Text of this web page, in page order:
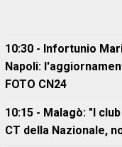
10:30 - Infortunio
Napoli:
FOTO CN24
10:15 - Malagò: "I
CT della Nazionale,